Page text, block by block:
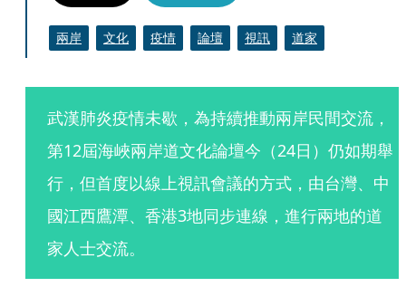
兩岸 文化 疫情 論壇 視訊 道家
武漢肺炎疫情未歇，為持續推動兩岸民間交流，
第12屆海峽兩岸道文化論壇今（24日）仍如期舉
行，但首度以線上視訊會議的方式，由台灣、中
國江西鷹潭、香港3地同步連線，進行兩地的道
家人士交流。